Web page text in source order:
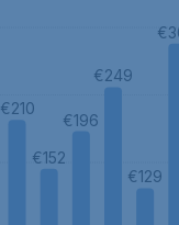
€210
€152
€196
€249
€129